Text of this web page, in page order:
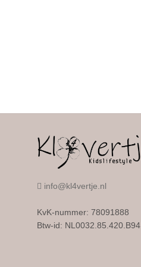
info@kl4vertje.nl
KvK-nummer: 78091888
Btw-id: NL0032.85.420.B94